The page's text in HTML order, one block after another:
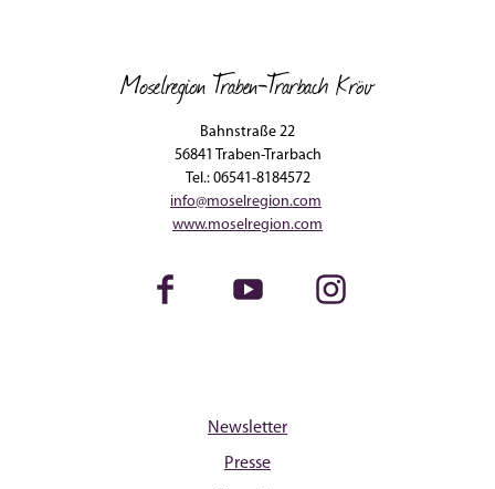
Moselregion Traben-Trarbach Kröv
Bahnstraße 22
56841 Traben-Trarbach
Tel.: 06541-8184572
info@moselregion.com
www.moselregion.com
Facebook Youtube Instagram
Newsletter
Presse